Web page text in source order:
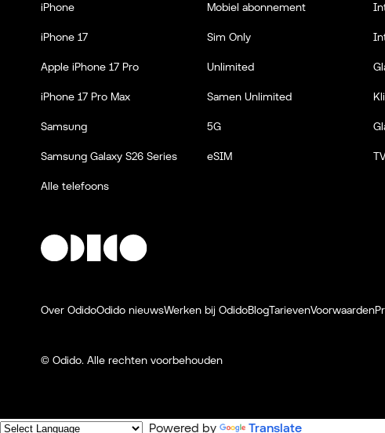
iPhone
iPhone 17
Apple iPhone 17 Pro
iPhone 17 Pro Max
Samsung
Samsung Galaxy S26 Series
Alle telefoons
Mobiel abonnement
Sim Only
Unlimited
Samen Unlimited
5G
eSIM TV
Over OdidoOdido nieuwsWerken bij OdidoBlogTarievenVoorwaarden
© Odido. Alle rechten voorbehouden
Powered by Translate